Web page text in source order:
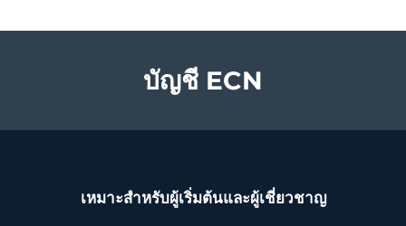
ไทย
บัญชี ECN
เหมาะสำหรับผู้เริ่มต้นและผู้เชี่ยวชาญ